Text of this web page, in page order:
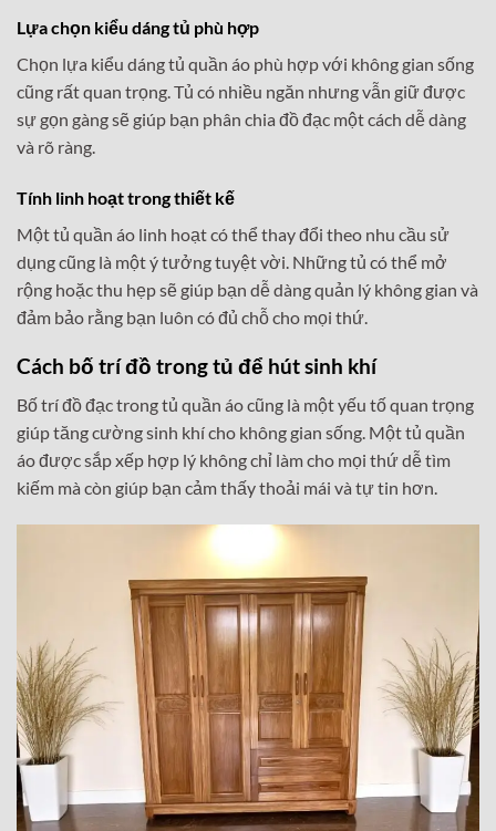
Lựa chọn kiểu dáng tủ phù hợp
Chọn lựa kiểu dáng tủ quần áo phù hợp với không gian sống
cũng rất quan trọng. Tủ có nhiều ngăn nhưng vẫn giữ được
sự gọn gàng sẽ giúp bạn phân chia đồ đạc một cách dễ dàng
và rõ ràng.
Tính linh hoạt trong thiết kế
Một tủ quần áo linh hoạt có thể thay đổi theo nhu cầu sử
dụng cũng là một ý tưởng tuyệt vời. Những tủ có thể mở
rộng hoặc thu hẹp sẽ giúp bạn dễ dàng quản lý không gian và
đảm bảo rằng bạn luôn có đủ chỗ cho mọi thứ.
Cách bố trí đồ trong tủ để hút sinh khí
Bố trí đồ đạc trong tủ quần áo cũng là một yếu tố quan trọng
giúp tăng cường sinh khí cho không gian sống. Một tủ quần
áo được sắp xếp hợp lý không chỉ làm cho mọi thứ dễ tìm
kiếm mà còn giúp bạn cảm thấy thoải mái và tự tin hơn.